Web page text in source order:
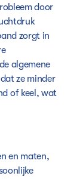
door
zorgt in
algemene
ze minder
of keel, wat
en maten,